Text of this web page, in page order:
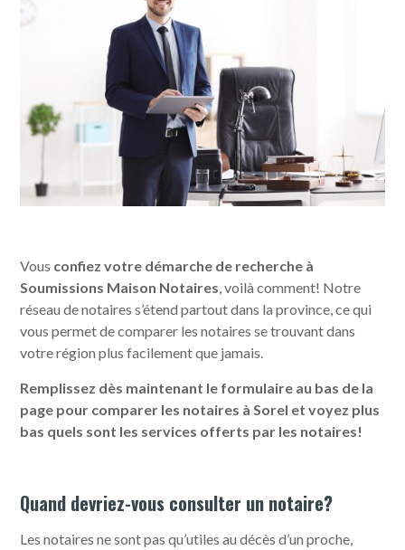
Vous confiez votre démarche de recherche à
Soumissions Maison Notaires, voilà comment! Notre
réseau de notaires s’étend partout dans la province, ce qui
vous permet de comparer les notaires se trouvant dans
votre région plus facilement que jamais.
Remplissez dès maintenant le formulaire au bas de la
page pour comparer les notaires à Sorel et voyez plus
bas quels sont les services offerts par les notaires!
Quand devriez-vous consulter un notaire?
Les notaires ne sont pas qu’utiles au décès d’un proche,